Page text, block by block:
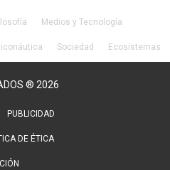
Medios y Tecnología
Sociedad Ecosistemas
® 2026
PUBLICIDAD
DE ÉTICA